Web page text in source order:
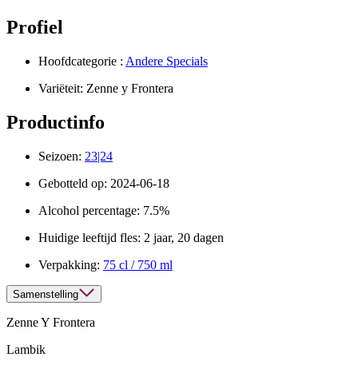
Profiel
Hoofdcategorie : Andere Specials
Variëteit: Zenne y Frontera
Productinfo
Seizoen: 23|24
Gebotteld op: 2024-06-18
Alcohol percentage: 7.5%
Huidige leeftijd fles: 2 jaar, 20 dagen
Verpakking: 75 cl / 750 ml
Samenstelling
Zenne Y Frontera
Lambik